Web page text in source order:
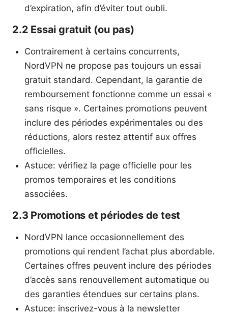
d’expiration, afin d’éviter tout oubli.
2.2 Essai gratuit (ou pas)
Contrairement à certains concurrents,
NordVPN ne propose pas toujours un essai
gratuit standard. Cependant, la garantie de
remboursement fonctionne comme un essai «
sans risque ». Certaines promotions peuvent
inclure des périodes expérimentales ou des
réductions, alors restez attentif aux offres
officielles.
Astuce: vérifiez la page officielle pour les
promos temporaires et les conditions
associées.
2.3 Promotions et périodes de test
NordVPN lance occasionnellement des
promotions qui rendent l’achat plus abordable.
Certaines offres peuvent inclure des périodes
d’accès sans renouvellement automatique ou
des garanties étendues sur certains plans.
Astuce: inscrivez-vous à la newsletter